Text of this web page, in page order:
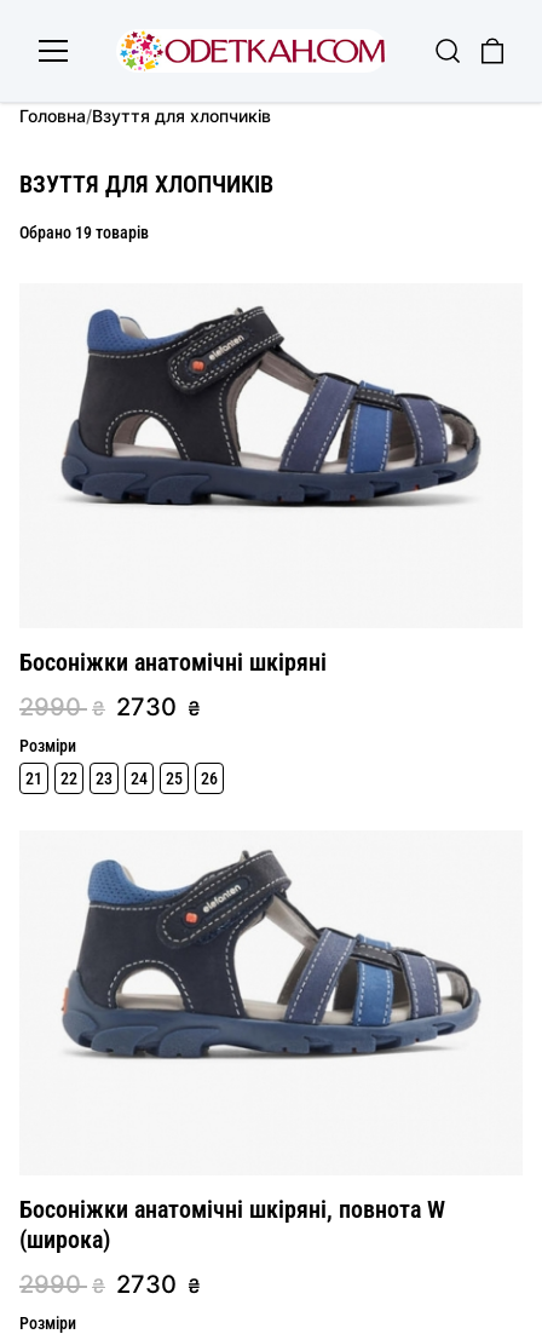
Головна/Взуття для хлопчиків
ВЗУТТЯ ДЛЯ ХЛОПЧИКІВ
Обрано 19 товарів
Босоніжки анатомічні шкіряні
2990 ₴ 2730 ₴
Розміри
21
22 23 24 25 26
Босоніжки анатомічні шкіряні, повнота W
(широка)
2990 ₴ 2730 ₴
Розміри